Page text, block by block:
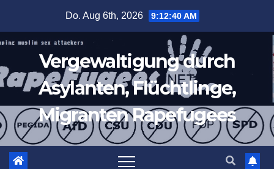
springen
Do. Aug 6th, 2026 9:12:40 AM
Vergewaltigung durch
Asylanten, Flüchtlinge,
Migranten Rapefugees